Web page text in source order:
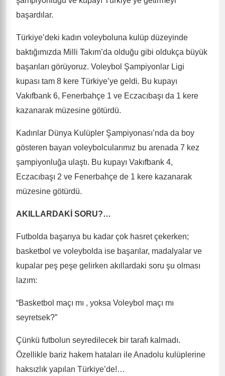
başardılar.
Türkiye’deki kadın voleyboluna kulüp düzeyinde
baktığımızda Milli Takım’da olduğu gibi oldukça büyük
başarıları görüyoruz. Voleybol Şampiyonlar Ligi
kupası tam 8 kere Türkiye’ye geldi. Bu kupayı
Vakıfbank 6, Fenerbahçe 1 ve Eczacıbaşı da 1 kere
kazanarak müzesine götürdü.
Kadınlar Dünya Kulüpler Şampiyonası’nda da boy
gösteren bayan voleybolcularımız bu arenada 7 kez
şampiyonluğa ulaştı. Bu kupayı Vakıfbank 4,
Eczacıbaşı 2 ve Fenerbahçe de 1 kere kazanarak
müzesine götürdü.
AKILLARDAKİ SORU?…
Futbolda başarıya bu kadar çok hasret çekerken;
basketbol ve voleybolda ise başarılar, madalyalar ve
kupalar peş peşe gelirken akıllardaki soru şu olması
lazım:
“Basketbol maçı mı , yoksa Voleybol maçı mı
seyretsek?”
Çünkü futbolun seyredilecek bir tarafı kalmadı.
Özellikle bariz hakem hataları ile Anadolu kulüplerine
haksızlık yapılan Türkiye’de!…